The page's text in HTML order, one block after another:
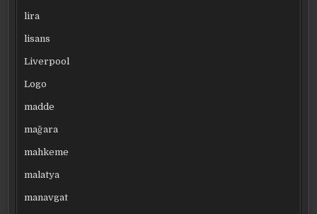
lira
lisans
Liverpool
Logo
madde
mağara
mahkeme
malatya
manavgat